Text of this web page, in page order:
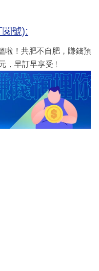
號):
啦！共肥不自肥，賺錢預
，早訂早享受﹗